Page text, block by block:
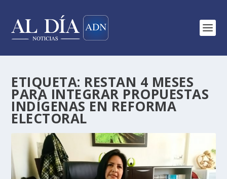
ETIQUETA: RESTAN 4 MESES
PARA INTEGRAR PROPUESTAS
INDÍGENAS EN REFORMA
ELECTORAL